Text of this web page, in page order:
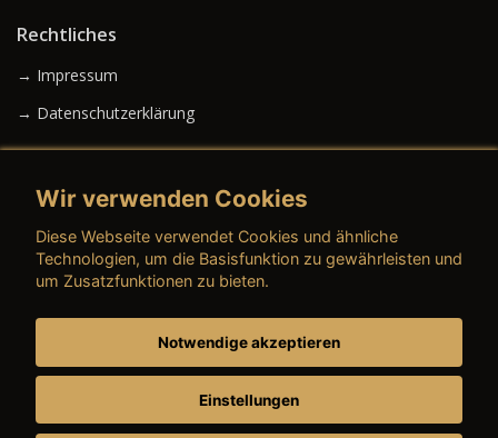
Rechtliches
→ Impressum
→ Datenschutzerklärung
→ AGB (Gebrauchtwagen)
→ AGB (Dienstleistungen)
Wir verwenden Cookies
Diese Webseite verwendet Cookies und ähnliche
Technologien, um die Basisfunktion zu gewährleisten und
um Zusatzfunktionen zu bieten.
Notwendige akzeptieren
Einstellungen